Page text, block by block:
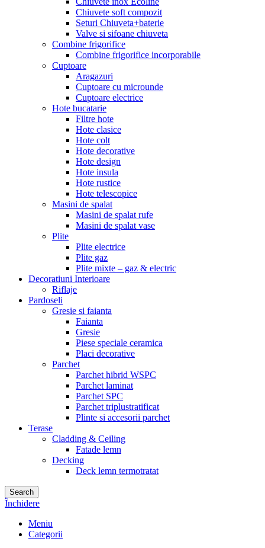
Chiuvete soft compozit
Seturi Chiuveta+baterie
Valve si sifoane chiuveta
Combine frigorifice
Combine frigorifice incorporabile
Cuptoare
Aragazuri
Cuptoare cu microunde
Cuptoare electrice
Hote bucatarie
Filtre hote
Hote clasice
Hote colt
Hote decorative
Hote design
Hote insula
Hote rustice
Hote telescopice
Masini de spalat
Masini de spalat rufe
Masini de spalat vase
Plite
Plite electrice
Plite gaz
Plite mixte – gaz & electric
Decoratiuni Interioare
Riflaje
Pardoseli
Gresie si faianta
Faianta
Gresie
Piese speciale ceramica
Placi decorative
Parchet
Parchet hibrid WSPC
Parchet laminat
Parchet SPC
Parchet triplustratificat
Plinte si accesorii parchet
Terase
Cladding & Ceiling
Fatade lemn
Decking
Deck lemn termotratat
Search
Închidere
Meniu
Categorii